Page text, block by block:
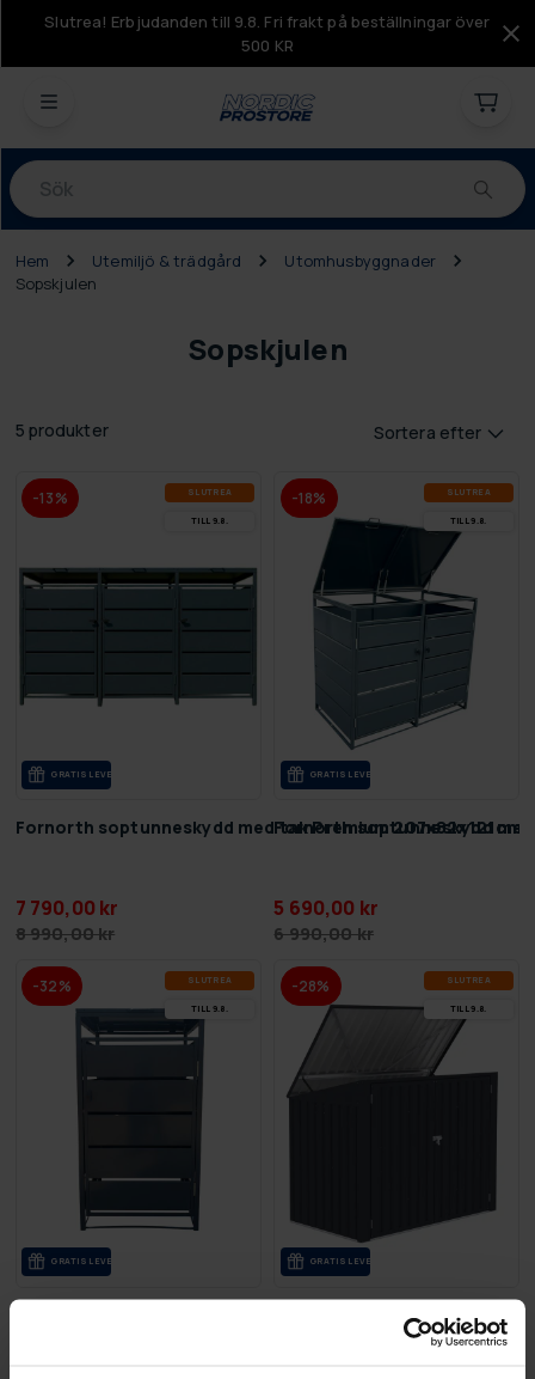
Slutrea! Erbjudanden till 9.8. Fri frakt på beställningar över
500 KR
Produkter
Hem Utemiljö & trädgård
Utomhusbyggnader
Sopskjulen
Sopskjulen
5 produkter Sortera efter
-13% SLUT­REA
TILL 9.8.
GRA­TIS LE­VE­RANS
Fornorth soptunneskydd med tak Premium 207x82x121cm
7 790,00 kr
8 990,00 kr
-18% SLUT­REA
TILL 9.8.
GRA­TIS LE­VE­RANS
Fornorth soptunneskydd
5 690,00 kr
6 990,00 kr
-32% SLUT­REA
TILL 9.8.
GRA­TIS LE­VE­RANS
Fornorth soptunneskydd med tak Premium 71x82x123cm
-28% SLUT­REA
TILL 9.8.
GRA­TIS LE­VE­RANS
Fornorth Sopskjul